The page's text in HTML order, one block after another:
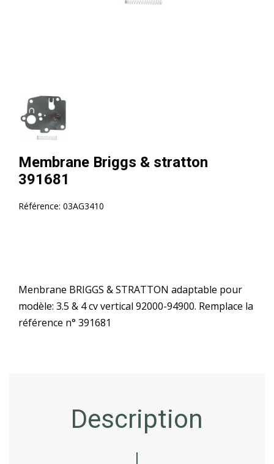
Membrane Briggs & stratton
391681
Référence: 03AG3410
Menbrane BRIGGS & STRATTON adaptable pour
modèle: 3.5 & 4 cv vertical 92000-94900. Remplace la
référence n° 391681
Description